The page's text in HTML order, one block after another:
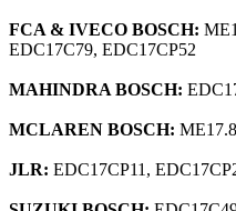
FCA & IVECO BOSCH:
EDC17C79, EDC17CP52
MAHINDRA BOSCH:
MCLAREN BOSCH:
JLR: EDC17CP11,